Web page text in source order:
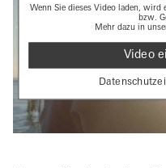
Wenn Sie dieses Video laden, wird
bzw.
Mehr dazu in
Video